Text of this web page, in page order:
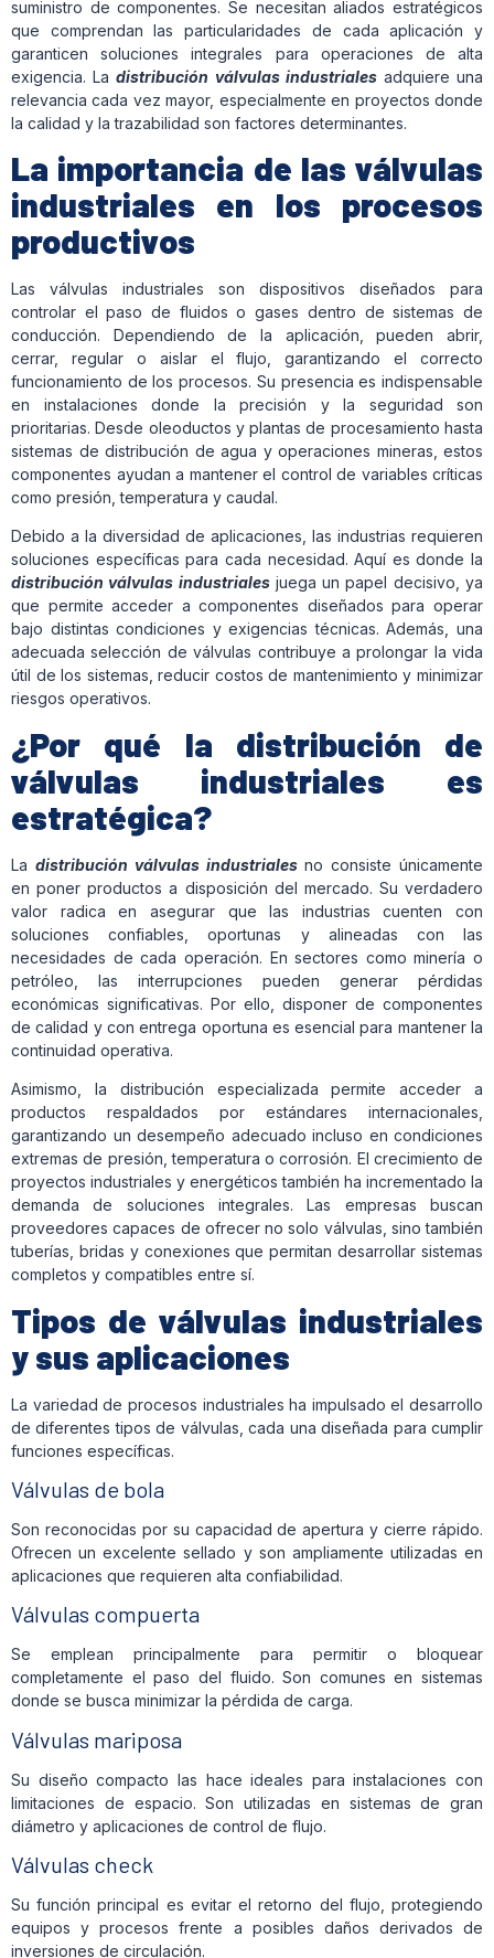
suministro de componentes. Se necesitan aliados estratégicos
que comprendan las particularidades de cada aplicación y
garanticen soluciones integrales para operaciones de alta
exigencia. Ladistribución válvulas industrialesadquiere una
relevancia cada vez mayor, especialmente en proyectos donde
la calidad y la trazabilidad son factores determinantes.
La importancia de las válvulas
industriales en los procesos
productivos
Las válvulas industriales son dispositivos diseñados para
controlar el paso de fluidos o gases dentro de sistemas de
conducción. Dependiendo de la aplicación, pueden abrir,
cerrar, regular o aislar el flujo, garantizando el correcto
funcionamiento de los procesos. Su presencia es indispensable
en instalaciones donde la precisión y la seguridad son
prioritarias. Desde oleoductos y plantas de procesamiento hasta
sistemas de distribución de agua y operaciones mineras, estos
componentes ayudan a mantener el control de variables críticas
como presión, temperatura y caudal.
Debido a la diversidad de aplicaciones, las industrias requieren
soluciones específicas para cada necesidad. Aquí es donde la
distribución válvulas industrialesjuega un papel decisivo, ya
que permite acceder a componentes diseñados para operar
bajo distintas condiciones y exigencias técnicas. Además, una
adecuada selección de válvulas contribuye a prolongar la vida
útil de los sistemas, reducir costos de mantenimiento y minimizar
riesgos operativos.
¿Por qué la distribución de
válvulas industriales es
estratégica?
La distribución válvulas industrialesno consiste únicamente
en poner productos a disposición del mercado. Su verdadero
valor radica en asegurar que las industrias cuenten con
soluciones confiables, oportunas y alineadas con las
necesidades de cada operación. En sectores como minería o
petróleo, las interrupciones pueden generar pérdidas
económicas significativas. Por ello, disponer de componentes
de calidad y con entrega oportuna es esencial para mantener la
continuidad operativa.
Asimismo, la distribución especializada permite acceder a
productos respaldados por estándares internacionales,
garantizando un desempeño adecuado incluso en condiciones
extremas de presión, temperatura o corrosión. El crecimiento de
proyectos industriales y energéticos también ha incrementado la
demanda de soluciones integrales. Las empresas buscan
proveedores capaces de ofrecer no solo válvulas, sino también
tuberías, bridas y conexiones que permitan desarrollar sistemas
completos y compatibles entre sí.
Tipos de válvulas industriales
y sus aplicaciones
La variedad de procesos industriales ha impulsado el desarrollo
de diferentes tipos de válvulas, cada una diseñada para cumplir
funciones específicas.
Válvulas de bola
Son reconocidas por su capacidad de apertura y cierre rápido.
Ofrecen un excelente sellado y son ampliamente utilizadas en
aplicaciones que requieren alta confiabilidad.
Válvulas compuerta
Se emplean principalmente para permitir o bloquear
completamente el paso del fluido. Son comunes en sistemas
donde se busca minimizar la pérdida de carga.
Válvulas mariposa
Su diseño compacto las hace ideales para instalaciones con
limitaciones de espacio. Son utilizadas en sistemas de gran
diámetro y aplicaciones de control de flujo.
Válvulas check
Su función principal es evitar el retorno del flujo, protegiendo
equipos y procesos frente a posibles daños derivados de
inversiones de circulación.